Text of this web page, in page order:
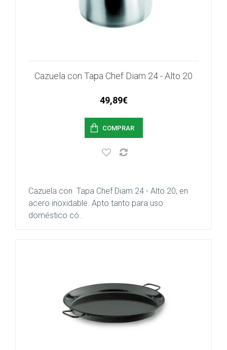
Cazuela con Tapa Chef Diam 24 - Alto 20
49,89€
COMPRAR
Cazuela con Tapa Chef Diam 24 - Alto 20, en
acero inoxidable. Apto tanto para uso
doméstico có..